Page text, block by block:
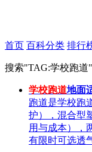
首页 百科分类 排行
搜索"TAG:学校跑道
学校跑道地面
跑道是学校跑
护），混合型
用与成本），
有限时可选透